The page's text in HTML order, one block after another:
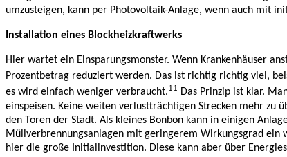
umzusteigen, kann per Photovoltaik-Anlage, wenn auch mit
Installation eines Blockheizkraftwerks
Hier wartet ein Einsparungsmonster. Wenn Krankenhäuser
Prozentbetrag reduziert werden. Das ist richtig richtig viel,
es wird einfach weniger verbraucht.11 Das Prinzip ist klar.
einspeisen. Keine weiten verlustträchtigen Strecken mehr zu
den Toren der Stadt. Als kleines Bonbon kann in einigen
Müllverbrennungsanlagen mit geringerem Wirkungsgrad ein
hier die große Initialinvestition. Diese kann aber über